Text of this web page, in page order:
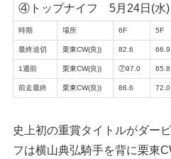
④トップナイフ 5月24日(水
時期 場所 6F 5F
最終追切 栗東CW(良)) 82.6 66.9
1週前 栗東CW(良)) ⑦97.0 65.8
前走最終 栗東CW(良)) 86.6 72.0
史上初の重賞タイトルがダー
フは横山典弘騎手を背に栗東